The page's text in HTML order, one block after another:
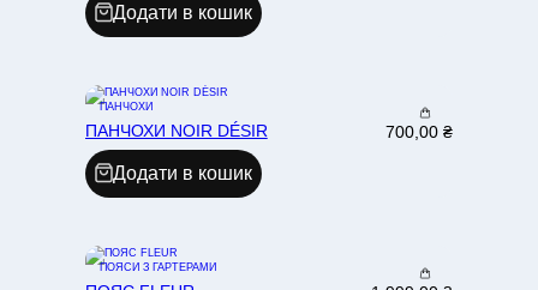
Додати в кошик
ПАНЧОХИ
ПАНЧОХИ NOIR DÉSIR 700,00₴
Додати в кошик
ПОЯСИ З ГАРТЕРАМИ